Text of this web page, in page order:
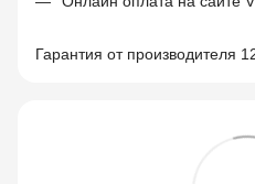
Гарантия от производителя